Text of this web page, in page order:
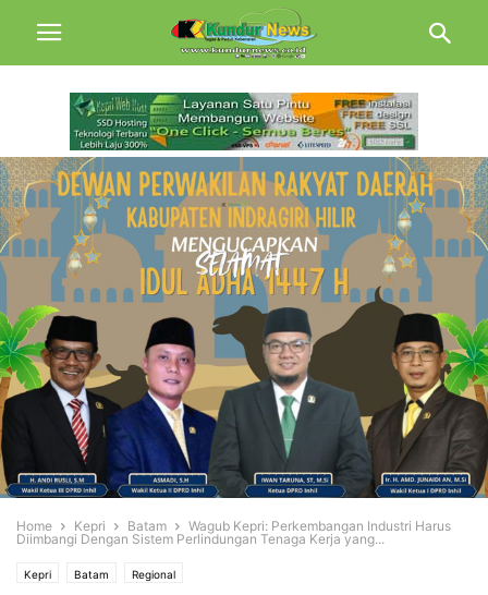
Home Kepri Batam
Wagub Kepri: Perkembangan Industri Harus
Diimbangi Dengan Sistem Perlindungan Tenaga Kerja yang...
Kepri Batam Regional